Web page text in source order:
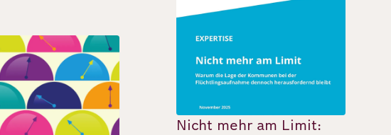
Nicht mehr am Limit: